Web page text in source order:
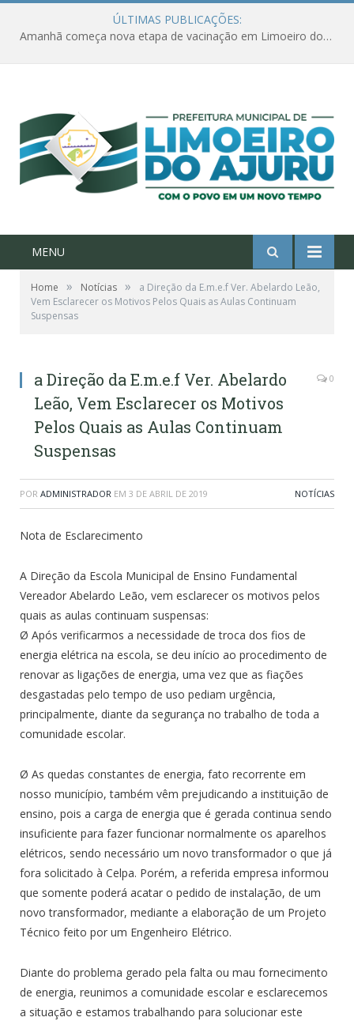
ÚLTIMAS PUBLICAÇÕES:
Amanhã começa nova etapa de vacinação em Limoeiro do Ajuru para idosos com 65 ou mais
MENU
Home » Notícias »
a Direção da E.m.e.f Ver. Abelardo Leão,
Vem Esclarecer os Motivos Pelos Quais as Aulas Continuam
Suspensas
a Direção da E.m.e.f Ver. Abelardo
Leão, Vem Esclarecer os Motivos
Pelos Quais as Aulas Continuam
Suspensas
0
POR ADMINISTRADOR EM 3 DE ABRIL DE 2019 NOTÍCIAS
Nota de Esclarecimento
A Direção da Escola Municipal de Ensino Fundamental
Vereador Abelardo Leão, vem esclarecer os motivos pelos
quais as aulas continuam suspensas:
Ø Após verificarmos a necessidade de troca dos fios de
energia elétrica na escola, se deu início ao procedimento de
renovar as ligações de energia, uma vez que as fiações
desgastadas pelo tempo de uso pediam urgência,
principalmente, diante da segurança no trabalho de toda a
comunidade escolar.
Ø As quedas constantes de energia, fato recorrente em
nosso município, também vêm prejudicando a instituição de
ensino, pois a carga de energia que é gerada continua sendo
insuficiente para fazer funcionar normalmente os aparelhos
elétricos, sendo necessário um novo transformador o que já
fora solicitado à Celpa. Porém, a referida empresa informou
que somente poderá acatar o pedido de instalação, de um
novo transformador, mediante a elaboração de um Projeto
Técnico feito por um Engenheiro Elétrico.
Diante do problema gerado pela falta ou mau fornecimento
de energia, reunimos a comunidade escolar e esclarecemos
a situação e estamos trabalhando para solucionar este